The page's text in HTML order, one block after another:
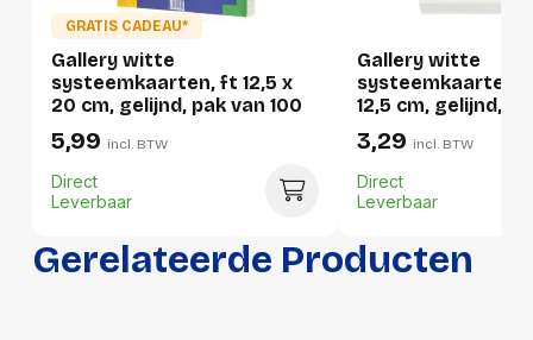
Per stuk
Hoeveelheid:
1 stuk
Breedte:
102 millimeter
Hoogte:
21 millimeter
Gewicht:
260 gram
Gerelateerde Producten
GRATIS CADEAU*
Gallery witte
systeemkaarten, ft 12,5 x
20 cm, gelijnd, pak van 100
stuks
5,99 incl. BTW
Direct
Leverbaar
Gallery witte
systeemkaarten,
12,5 cm, gelijnd,
stuks
3,29 incl. BTW
Direct
Leverbaar